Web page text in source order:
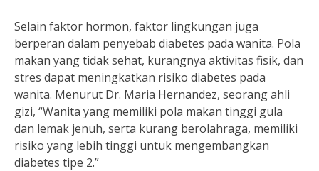
Selain faktor hormon, faktor lingkungan juga
berperan dalam penyebab diabetes pada wanita. Pola
makan yang tidak sehat, kurangnya aktivitas fisik, dan
stres dapat meningkatkan risiko diabetes pada
wanita. Menurut Dr. Maria Hernandez, seorang ahli
gizi, “Wanita yang memiliki pola makan tinggi gula
dan lemak jenuh, serta kurang berolahraga, memiliki
risiko yang lebih tinggi untuk mengembangkan
diabetes tipe 2.”